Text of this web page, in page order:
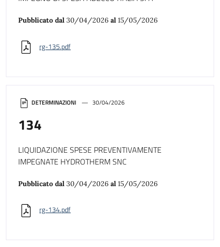
DETERMINAZIONI 30/04/2026
134
LIQUIDAZIONE SPESE PREVENTIVAMENTE
IMPEGNATE HYDROTHERM SNC
Pubblicato dal 30/04/2026 al 15/05/2026
rg-134.pdf
Pubblicato dal 30/04/2026 al 15/05/2026
rg-135.pdf